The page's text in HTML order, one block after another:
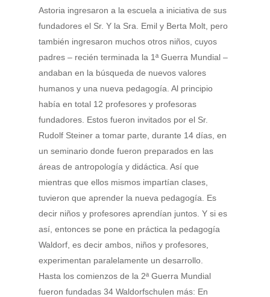
Astoria ingresaron a la escuela a iniciativa de sus
fundadores el Sr. Y la Sra. Emil y Berta Molt, pero
también ingresaron muchos otros niños, cuyos
padres – recién terminada la 1ª Guerra Mundial –
andaban en la búsqueda de nuevos valores
humanos y una nueva pedagogía. Al principio
había en total 12 profesores y profesoras
fundadores. Estos fueron invitados por el Sr.
Rudolf Steiner a tomar parte, durante 14 días, en
un seminario donde fueron preparados en las
áreas de antropología y didáctica. Así que
mientras que ellos mismos impartían clases,
tuvieron que aprender la nueva pedagogía. Es
decir niños y profesores aprendían juntos. Y si es
así, entonces se pone en práctica la pedagogía
Waldorf, es decir ambos, niños y profesores,
experimentan paralelamente un desarrollo.
Hasta los comienzos de la 2ª Guerra Mundial
fueron fundadas 34 Waldorfschulen más: En